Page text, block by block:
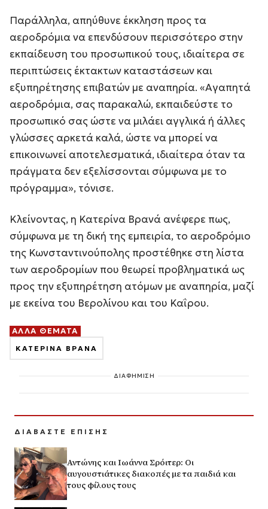
Παράλληλα, απηύθυνε έκκληση προς τα
αεροδρόμια να επενδύσουν περισσότερο στην
εκπαίδευση του προσωπικού τους, ιδιαίτερα σε
περιπτώσεις έκτακτων καταστάσεων και
εξυπηρέτησης επιβατών με αναπηρία. «Αγαπητά
αεροδρόμια, σας παρακαλώ, εκπαιδεύστε το
προσωπικό σας ώστε να μιλάει αγγλικά ή άλλες
γλώσσες αρκετά καλά, ώστε να μπορεί να
επικοινωνεί αποτελεσματικά, ιδιαίτερα όταν τα
πράγματα δεν εξελίσσονται σύμφωνα με το
πρόγραμμα», τόνισε.
Κλείνοντας, η Κατερίνα Βρανά ανέφερε πως,
σύμφωνα με τη δική της εμπειρία, το αεροδρόμιο
της Κωνσταντινούπολης προστέθηκε στη λίστα
των αεροδρομίων που θεωρεί προβληματικά ως
προς την εξυπηρέτηση ατόμων με αναπηρία, μαζί
με εκείνα του Βερολίνου και του Καΐρου.
ΑΛΛΑ ΘΕΜΑΤΑ
ΚΑΤΕΡΙΝΑ ΒΡΑΝΑ
ΔΙΑΦΗΜΙΣΗ
ΔΙΑΒΑΣΤΕ ΕΠΙΣΗΣ
Αντώνης και Ιωάννα Σρόιτερ: Οι
αυγουστιάτικες διακοπές με τα παιδιά και
τους φίλους τους